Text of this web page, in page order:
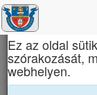
×
Ez az oldal
szórakozását,
webhelyen.